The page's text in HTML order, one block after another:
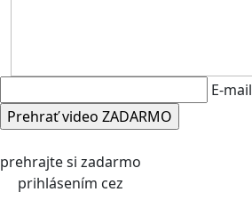
E-mail
prehrajte si zadarmo
prihlásením cez